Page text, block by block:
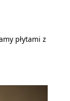
płytami z